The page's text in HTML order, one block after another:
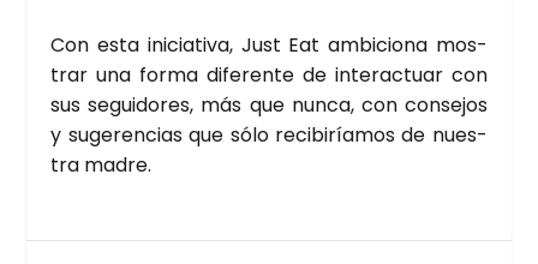
Con esta ini­cia­ti­va, Just Eat ambi­cio­na mos­
trar una for­ma dife­ren­te de inter­ac­tuar con
sus segui­do­res, más que nun­ca, con con­se­jos
y suge­ren­cias que sólo reci­bi­ría­mos de nues­
tra madre.